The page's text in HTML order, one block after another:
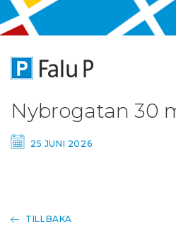
Nybrogatan 30
25 JUNI 2026
TILLBAKA